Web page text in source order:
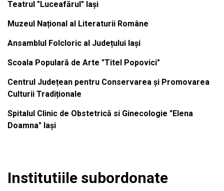
Teatrul "Luceafărul" Iași
Muzeul Național al Literaturii Române
Ansamblul Folcloric al Județului Iași
Scoala Populară de Arte "Titel Popovici"
Centrul Județean pentru Conservarea și Promovarea
Culturii Tradiționale
Spitalul Clinic de Obstetrică si Ginecologie "Elena
Doamna" Iași
Institutiile subordonate